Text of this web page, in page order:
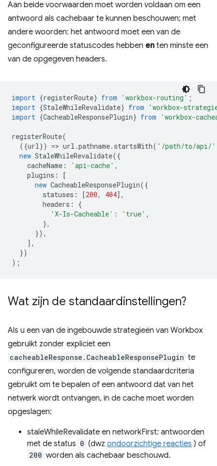
Aan beide voorwaarden moet worden voldaan om een ​​
antwoord als cachebaar te kunnen beschouwen; met
andere woorden: het antwoord moet een van de
geconfigureerde statuscodes hebben en ten minste een
van de opgegeven headers.
import {registerRoute} from 'workbox-routing' ;
import {StaleWhileRevalidate} from
'workbox-
import {CacheableResponsePlugin} from 'workbox-
registerRoute(
({url}) => url .pathname. startsWith( '/path/to/api/'
new StaleWhileRevalidate({
cacheName : 'api-cache' ,
plugins :
[
new CacheableResponsePlugin({
statuses : [200, 404],
headers :
{
'X-Is-Cacheable' : 'true' ,
},
}),
],
})
);
Wat zijn de standaardinstellingen?
Als u een van de ingebouwde strategieën van Workbox
gebruikt zonder expliciet een
cacheableResponse.CacheableResponsePlugin te
configureren, worden de volgende standaardcriteria
gebruikt om te bepalen of een antwoord dat van het
netwerk wordt ontvangen, in de cache moet worden
opgeslagen:
staleWhileRevalidate en networkFirst: antwoorden
met de status 0 (dwz ondoorzichtige reacties ) of
200 worden als cachebaar beschouwd.